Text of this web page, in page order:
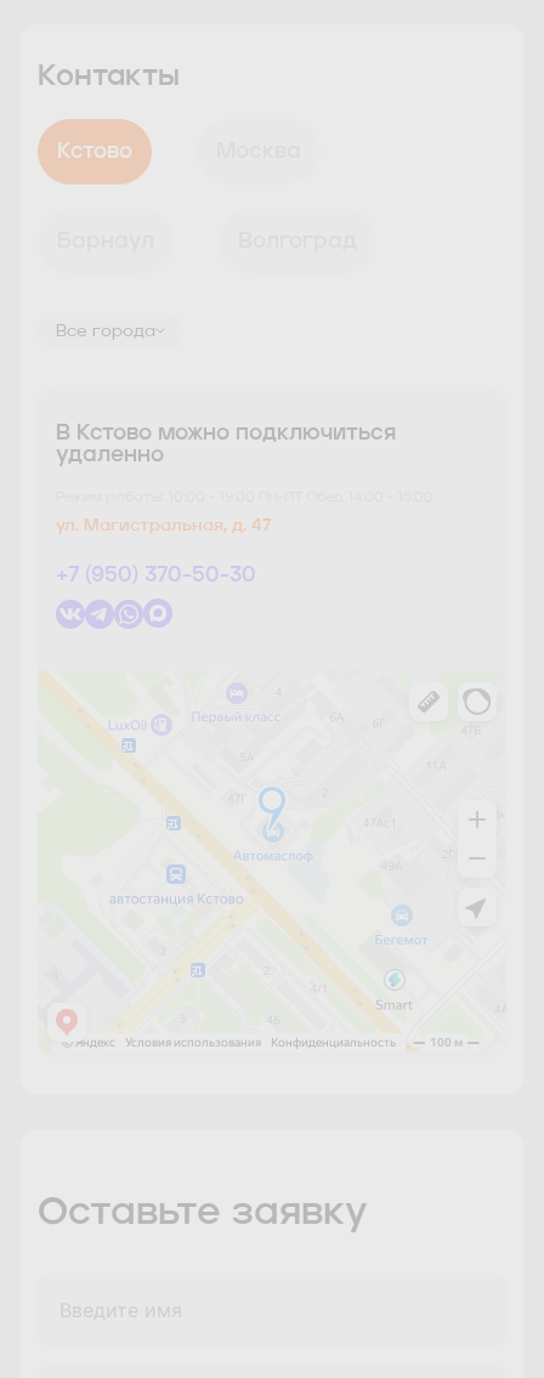
Контакты
Кстово
Волжский
Дзержинск
Копейск
Новосибирск
Первоуральск
Пенза Ростов-на-Дону
Саратов Сочи
Сочи/Адлер
Все города
В Кстово можно подключиться
удаленно
ул. Магистральная, д. 47
+7 (950) 370-50-30
Оставьте заявку